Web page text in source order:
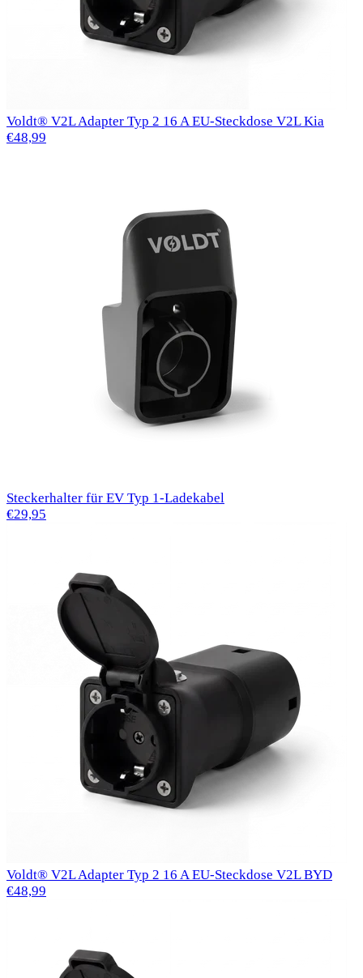
Voldt® V2L Adapter Typ 2 16 A EU-Steckdose V2L Kia
€48,99
Steckerhalter für EV Typ 1-Ladekabel
€29,95
Voldt® V2L Adapter Typ 2 16 A EU-Steckdose V2L BYD
€48,99